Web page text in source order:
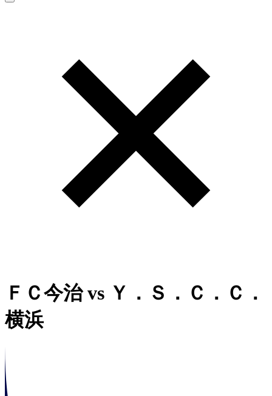
ＦＣ今治vs Ｙ．Ｓ．Ｃ．Ｃ．
横浜